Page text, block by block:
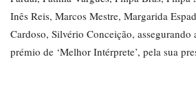
Inês Reis, Marcos Mestre, Margarida
Cardoso, Silvério Conceição, assegurando
prémio de ‘Melhor Intérprete’, pela sua